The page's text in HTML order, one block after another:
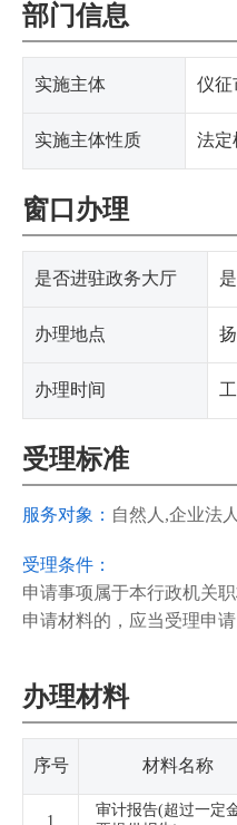
部门信息
实施主体 仪征
实施主体性质 法定
窗口办理
是否进驻政务大厅 是
办理地点
办理时间
受理标准
服务对象： 自然人,企业法
受理条件：
申请事项属于本行政机关
申请材料的，应当受理申请
办理材料
序号 材料名称
1
审计报告(超过一定